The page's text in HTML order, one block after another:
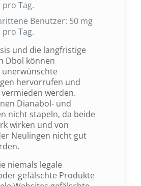
pro Tag.
Benutzer: 50 mg
pro Tag.
und die langfristige
Dbol können
hervorrufen und
werden.
Dianabol- und
nicht stapeln, da beide
wirken und von
Neulingen nicht gut
niemals legale
gefälschte Produkte